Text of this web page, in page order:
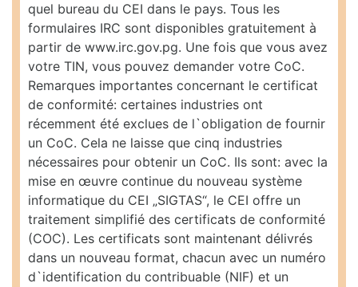
quel bureau du CEI dans le pays. Tous les
formulaires IRC sont disponibles gratuitement à
partir de www.irc.gov.pg. Une fois que vous avez
votre TIN, vous pouvez demander votre CoC.
Remarques importantes concernant le certificat
de conformité: certaines industries ont
récemment été exclues de l`obligation de fournir
un CoC. Cela ne laisse que cinq industries
nécessaires pour obtenir un CoC. Ils sont: avec la
mise en œuvre continue du nouveau système
informatique du CEI „SIGTAS“, le CEI offre un
traitement simplifié des certificats de conformité
(COC). Les certificats sont maintenant délivrés
dans un nouveau format, chacun avec un numéro
d`identification du contribuable (NIF) et un